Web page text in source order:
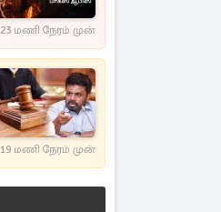
23 மணி நேரம் முன்
19 மணி நேரம் முன்